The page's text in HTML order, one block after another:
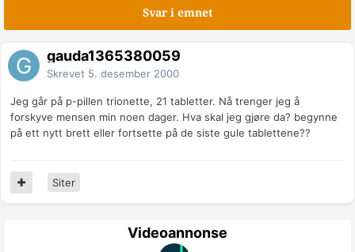
Svar i emnet
gauda1365380059
Skrevet 5. desember 2000
Jeg går på p-pillen trionette, 21 tabletter. Nå trenger jeg å
forskyve mensen min noen dager. Hva skal jeg gjøre da? begynne
på ett nytt brett eller fortsette på de siste gule tablettene??
Siter
Videoannonse